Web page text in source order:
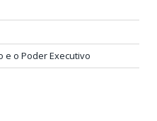
e o Poder Executivo